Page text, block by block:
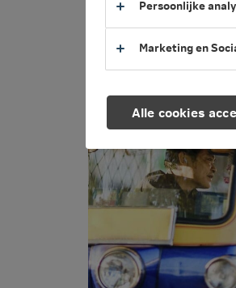
9 minuten leestijd 08 juli
Alle cookies
Persoonlijke
Marketing en